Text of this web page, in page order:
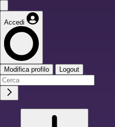
Accedi
Modifica profilo Logout